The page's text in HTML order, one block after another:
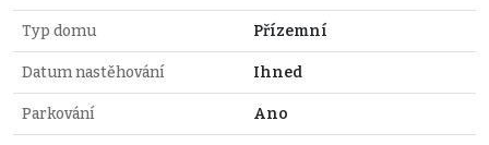
Typ domu Přízemní
Datum nastěhování Ihned
Parkování Ano